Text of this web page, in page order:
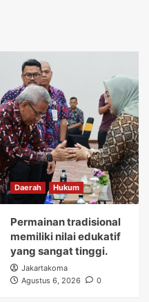
Daerah Hukum
Permainan tradisional
memiliki nilai edukatif
yang sangat tinggi.
Jakartakoma
Agustus 6, 2026
0